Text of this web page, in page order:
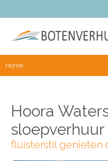
Home
Hoora
sloepverhuur
fluisterstil genieten